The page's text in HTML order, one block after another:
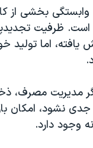
بخشی از
ظرفیت
یافته، اما تولید
مدیریت مصرف،
جدی نشود، امکان
وجود دارد.